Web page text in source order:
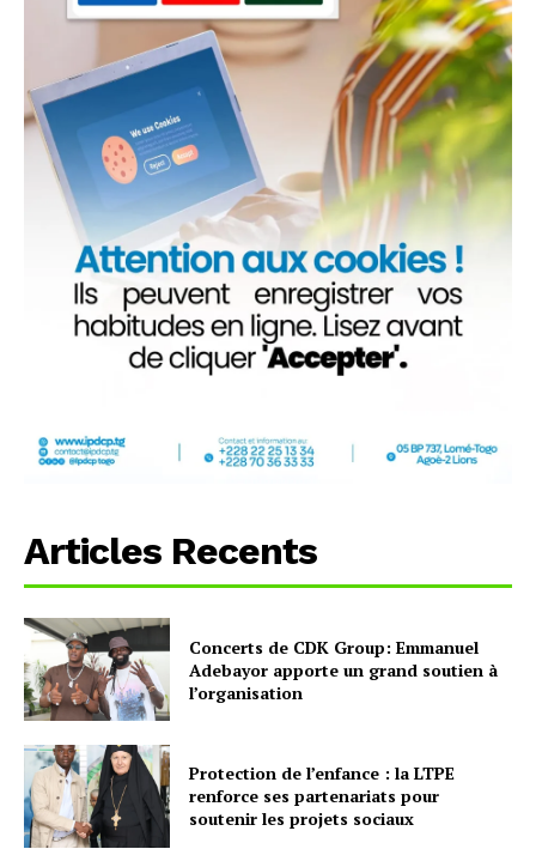
Articles Recents
Concerts de CDK Group: Emmanuel
Adebayor apporte un grand soutien à
l’organisation
Protection de l’enfance : la LTPE
renforce ses partenariats pour
soutenir les projets sociaux